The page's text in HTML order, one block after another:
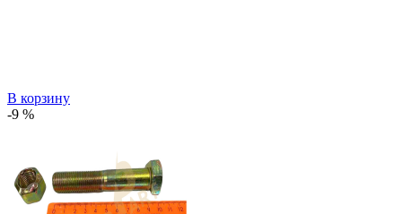
В корзину
-9 %